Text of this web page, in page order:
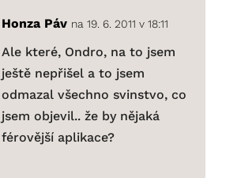
Honza Páv na 19. 6. 2011 v 18:11
Ale které, Ondro, na to jsem
ještě nepřišel a to jsem
odmazal všechno svinstvo, co
jsem objevil.. že by nějaká
férovější aplikace?